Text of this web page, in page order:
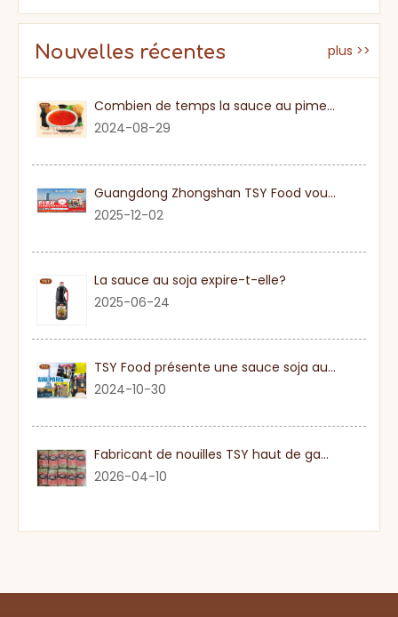
Nouvelles récentes plus >>
Combien de temps la sauce au piment sucré
2024-08-29
Guangdong Zhongshan TSY Food vous invite sincèrement à visiter l'exposition Gulfood de Dubaï 2026
2025-12-02
La sauce au soja expire-t-elle?
2025-06-24
TSY Food présente une sauce soja authentique au SIAL PARIS 2024
2024-10-30
Fabricant de nouilles TSY haut de gamme dans le Guangdong
2026-04-10